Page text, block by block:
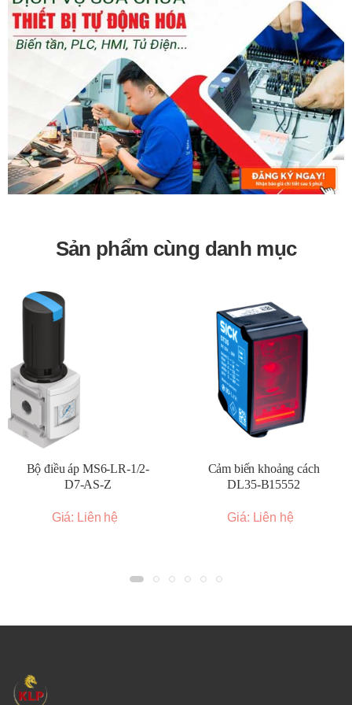
Đảm bảo độ bền và tuổi thọ cao.
Ứng dụng:
Sử dụng trong các hệ thống khí nén công nghiệp.
Ứng dụng trong các ngành sản xuất, chế tạo, lắp ráp.
Sử dụng trong các hệ thống tự động hóa.
Bảo hành 12 tháng
Sản phẩm cùng danh mục
Bộ điều áp MS6-LR-1/2-
D7-AS-Z
Giá: Liên hệ
Cảm biến khoảng cách
DL35-B15552
Giá: Liên hệ